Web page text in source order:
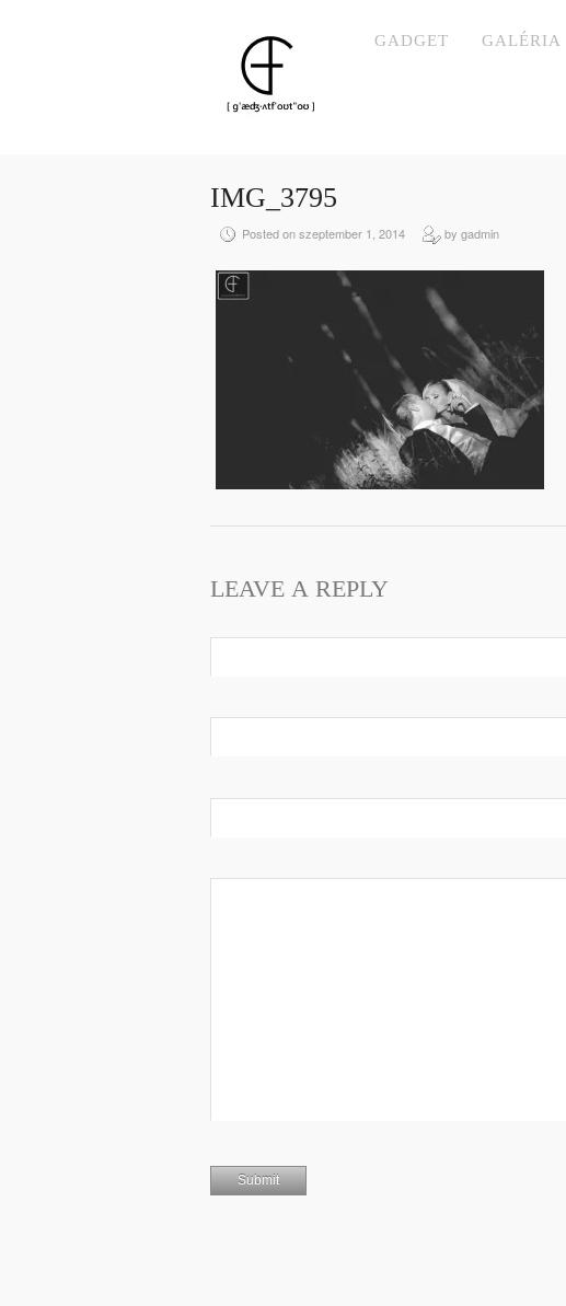
GADGET GALÉRIA
IMG_3795
Posted on szeptember 1, 2014 by gadmin
LEAVE A REPLY